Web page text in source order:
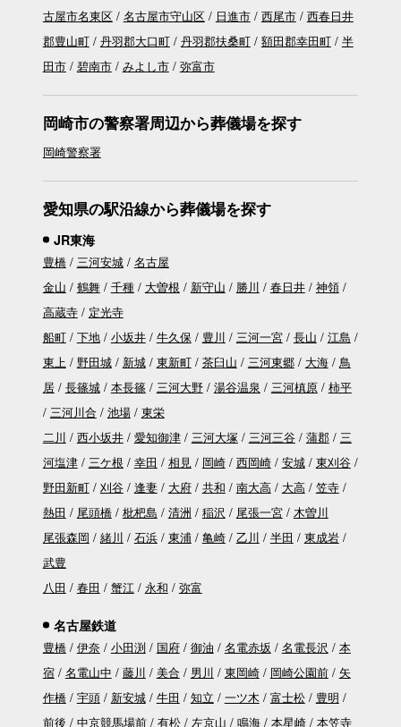
古屋市名東区
名古屋市守山区 日進市 西尾市
西春日井
郡豊山町
丹羽郡大口町 丹羽郡扶桑町 額田郡幸田町
半
田市
碧南市 みよし市 弥富市
岡崎市の警察署周辺から葬儀場を探す
岡崎警察署
愛知県の駅沿線から葬儀場を探す
JR東海
豊橋 三河安城
名古屋
金山
鶴舞 千種 大曽根 新守山 勝川 春日井
神領
高蔵寺
定光寺
船町
下地 小坂井 牛久保 豊川 三河一宮 長山
江島
東上
野田城 新城 東新町 茶臼山 三河東郷 大海
鳥
居
長篠城 本長篠 三河大野 湯谷温泉 三河槙原
柿平
三河川合
池場
東栄
二川
西小坂井 愛知御津 三河大塚 三河三谷 蒲郡
三
河塩津
三ケ根 幸田 相見 岡崎 西岡崎 安城
東刈谷
野田新町
刈谷 逢妻 大府 共和 南大高 大高
笠寺
熱田
尾頭橋 枇杷島 清洲 稲沢 尾張一宮
木曽川
尾張森岡
緒川 石浜 東浦 亀崎 乙川 半田
東成岩
武豊
八田
春田 蟹江 永和 弥富
名古屋鉄道
豊橋 伊奈 小田渕 国府 御油 名電赤坂 名電長沢
本
宿
名電山中 藤川 美合 男川 東岡崎 岡崎公園前
矢
作橋
宇頭 新安城 牛田 知立 一ツ木 富士松
豊明
前後
中京競馬場前 有松 左京山 鳴海 本星崎
本笠寺